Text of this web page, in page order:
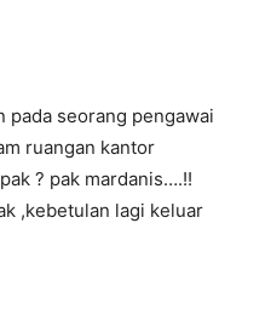
pada seorang pengawai
ruangan kantor
? pak mardanis….!!
,kebetulan lagi keluar